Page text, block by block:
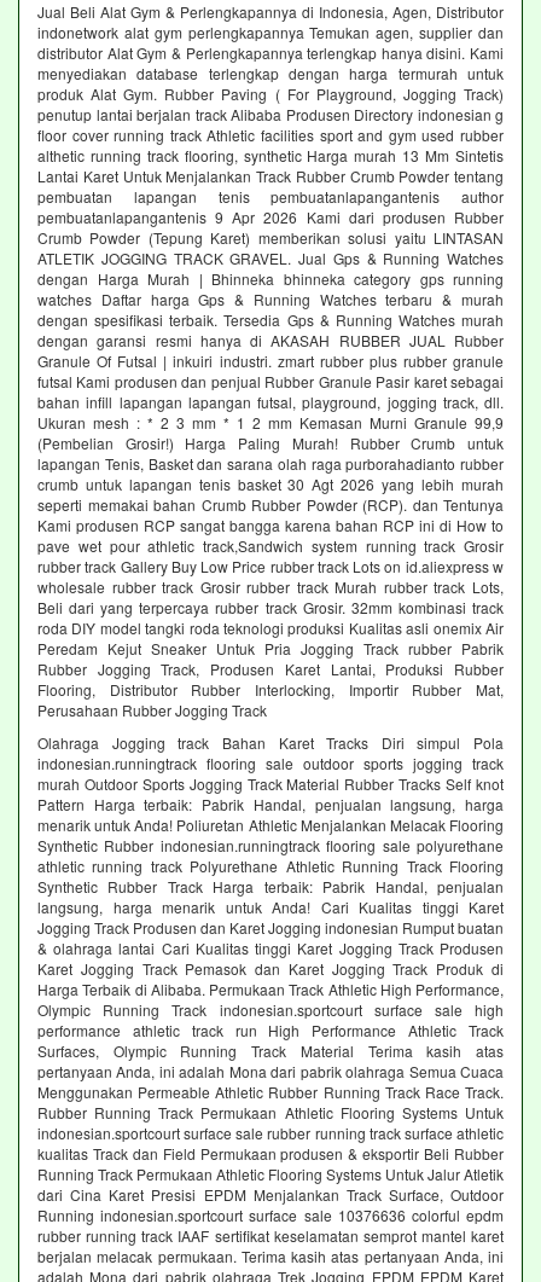
Jual Beli Alat Gym & Perlengkapannya di Indonesia, Agen, Distributor
indonetwork alat gym perlengkapannya Temukan agen, supplier dan
distributor Alat Gym & Perlengkapannya terlengkap hanya disini. Kami
menyediakan database terlengkap dengan harga termurah untuk
produk Alat Gym. Rubber Paving ( For Playground, Jogging Track)
penutup lantai berjalan track Alibaba Produsen Directory indonesian g
floor cover running track Athletic facilities sport and gym used rubber
althetic running track flooring, synthetic Harga murah 13 Mm Sintetis
Lantai Karet Untuk Menjalankan Track Rubber Crumb Powder tentang
pembuatan lapangan tenis pembuatanlapangantenis author
pembuatanlapangantenis 9 Apr 2026 Kami dari produsen Rubber
Crumb Powder (Tepung Karet) memberikan solusi yaitu LINTASAN
ATLETIK JOGGING TRACK GRAVEL. Jual Gps & Running Watches
dengan Harga Murah | Bhinneka bhinneka category gps running
watches Daftar harga Gps & Running Watches terbaru & murah
dengan spesifikasi terbaik. Tersedia Gps & Running Watches murah
dengan garansi resmi hanya di AKASAH RUBBER JUAL Rubber
Granule Of Futsal | inkuiri industri. zmart rubber plus rubber granule
futsal Kami produsen dan penjual Rubber Granule Pasir karet sebagai
bahan infill lapangan lapangan futsal, playground, jogging track, dll.
Ukuran mesh : * 2 3 mm * 1 2 mm Kemasan Murni Granule 99,9
(Pembelian Grosir!) Harga Paling Murah! Rubber Crumb untuk
lapangan Tenis, Basket dan sarana olah raga purborahadianto rubber
crumb untuk lapangan tenis basket 30 Agt 2026 yang lebih murah
seperti memakai bahan Crumb Rubber Powder (RCP). dan Tentunya
Kami produsen RCP sangat bangga karena bahan RCP ini di How to
pave wet pour athletic track,Sandwich system running track Grosir
rubber track Gallery Buy Low Price rubber track Lots on id.aliexpress w
wholesale rubber track Grosir rubber track Murah rubber track Lots,
Beli dari yang terpercaya rubber track Grosir. 32mm kombinasi track
roda DIY model tangki roda teknologi produksi Kualitas asli onemix Air
Peredam Kejut Sneaker Untuk Pria Jogging Track rubber Pabrik
Rubber Jogging Track, Produsen Karet Lantai, Produksi Rubber
Flooring, Distributor Rubber Interlocking, Importir Rubber Mat,
Perusahaan Rubber Jogging Track
Olahraga Jogging track Bahan Karet Tracks Diri simpul Pola
indonesian.runningtrack flooring sale outdoor sports jogging track
murah Outdoor Sports Jogging Track Material Rubber Tracks Self knot
Pattern Harga terbaik: Pabrik Handal, penjualan langsung, harga
menarik untuk Anda! Poliuretan Athletic Menjalankan Melacak Flooring
Synthetic Rubber indonesian.runningtrack flooring sale polyurethane
athletic running track Polyurethane Athletic Running Track Flooring
Synthetic Rubber Track Harga terbaik: Pabrik Handal, penjualan
langsung, harga menarik untuk Anda! Cari Kualitas tinggi Karet
Jogging Track Produsen dan Karet Jogging indonesian Rumput buatan
& olahraga lantai Cari Kualitas tinggi Karet Jogging Track Produsen
Karet Jogging Track Pemasok dan Karet Jogging Track Produk di
Harga Terbaik di Alibaba. Permukaan Track Athletic High Performance,
Olympic Running Track indonesian.sportcourt surface sale high
performance athletic track run High Performance Athletic Track
Surfaces, Olympic Running Track Material Terima kasih atas
pertanyaan Anda, ini adalah Mona dari pabrik olahraga Semua Cuaca
Menggunakan Permeable Athletic Rubber Running Track Race Track.
Rubber Running Track Permukaan Athletic Flooring Systems Untuk
indonesian.sportcourt surface sale rubber running track surface athletic
kualitas Track dan Field Permukaan produsen & eksportir Beli Rubber
Running Track Permukaan Athletic Flooring Systems Untuk Jalur Atletik
dari Cina Karet Presisi EPDM Menjalankan Track Surface, Outdoor
Running indonesian.sportcourt surface sale 10376636 colorful epdm
rubber running track IAAF sertifikat keselamatan semprot mantel karet
berjalan melacak permukaan. Terima kasih atas pertanyaan Anda, ini
adalah Mona dari pabrik olahraga Trek Jogging EPDM EPDM Karet